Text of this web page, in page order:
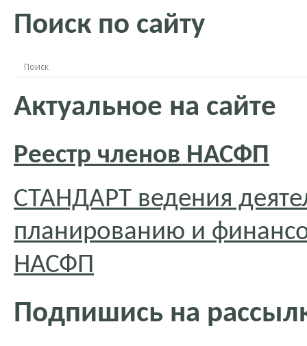
Поиск по сайту
Актуальное на сайте
Реестр членов НАСФП
СТАНДАРТ ведения
планированию и
НАСФП
Подпишись на